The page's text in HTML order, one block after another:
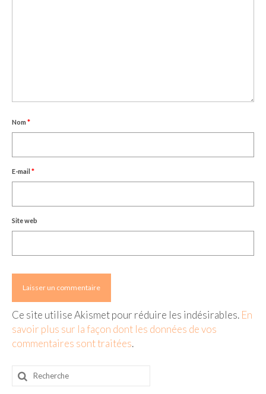
Nom *
E-mail *
Site web
Ce site utilise Akismet pour réduire les indésirables. En
savoir plus sur la façon dont les données de vos
commentaires sont traitées.
Rechercher
: